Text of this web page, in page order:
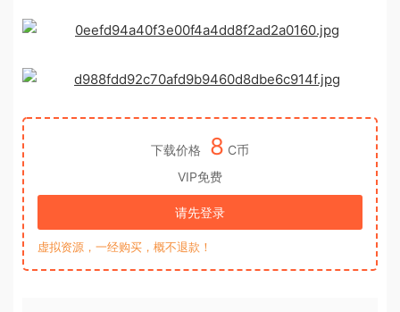
下载价格 8 C币
VIP免费
请先登录
虚拟资源，一经购买，概不退款！